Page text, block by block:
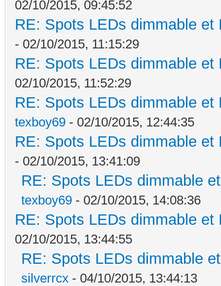
02/10/2015, 09:45:52
RE: Spots LEDs dimmable
- 02/10/2015, 11:15:29
RE: Spots LEDs dimmable
02/10/2015, 11:52:29
RE: Spots LEDs dimmable
texboy69 - 02/10/2015, 12:44:35
RE: Spots LEDs dimmable
- 02/10/2015, 13:41:09
RE: Spots LEDs dimmable
texboy69 - 02/10/2015, 14:08:36
RE: Spots LEDs dimmable
02/10/2015, 13:44:55
RE: Spots LEDs dimmable
silverrcx - 04/10/2015, 13:44:13